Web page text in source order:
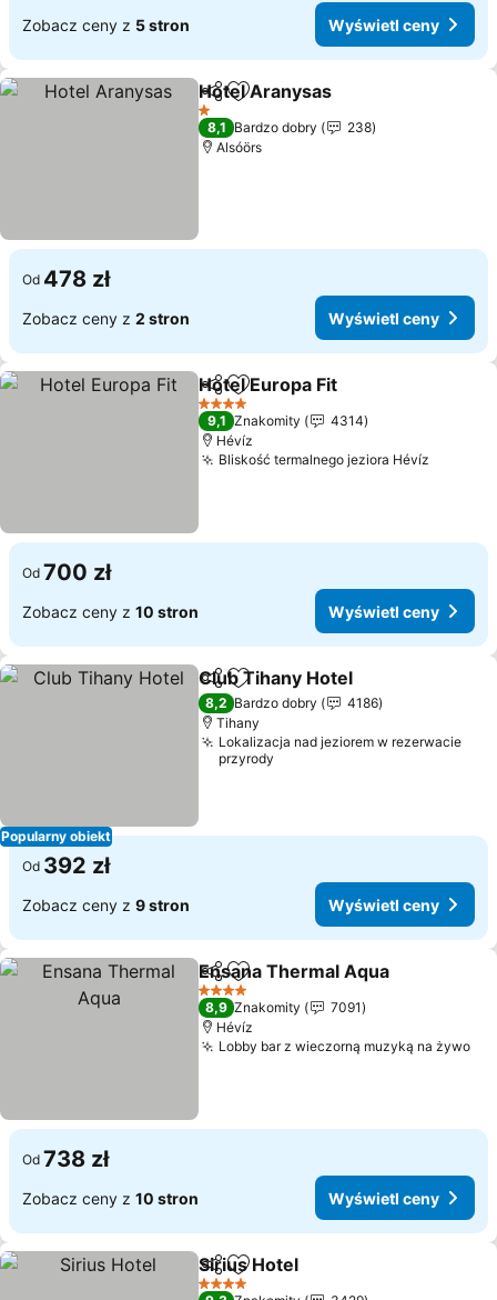
Zobacz ceny z 5 stron Wyświetl ceny
Udostępnij
Dodaj do ulubionych
Hotel Aranysas
1 Kategoria
8,1 Bardzo dobry
238
Alsóörs
Od 478 zł
Zobacz ceny z 2 stron Wyświetl ceny
Udostępnij
Dodaj do ulubionych
Hotel Europa Fit
4 Kategoria
9,1 Znakomity
4314
Hévíz
Bliskość termalnego jeziora Hévíz
Od 700 zł
Zobacz ceny z 10 stron Wyświetl ceny
Popularny obiekt
Udostępnij
Dodaj do ulubionych
Club Tihany Hotel
8,2 Bardzo dobry
4186
Tihany
Lokalizacja nad jeziorem w rezerwacie
przyrody
Od 392 zł
Zobacz ceny z 9 stron Wyświetl ceny
Udostępnij
Dodaj do ulubionych
Ensana Thermal Aqua
4 Kategoria
8,9 Znakomity
7091
Hévíz
Lobby bar z wieczorną muzyką na żywo
Od 738 zł
Zobacz ceny z 10 stron Wyświetl ceny
Udostępnij
Dodaj do ulubionych
Sirius Hotel
4 Kategoria